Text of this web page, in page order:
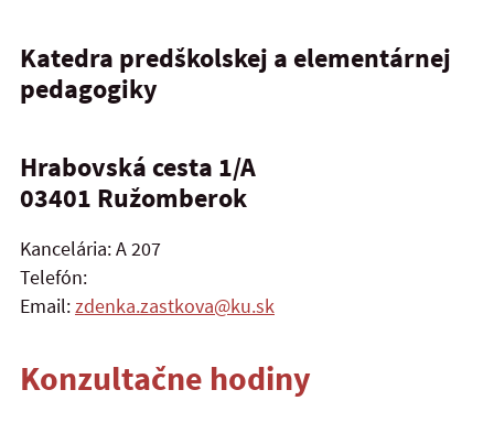
Katedra predškolskej a elementárnej
pedagogiky
Hrabovská cesta 1/A
03401 Ružomberok
Kancelária: A 207
Telefón:
Email:zdenka.zastkova@ku.sk
Konzultačne hodiny